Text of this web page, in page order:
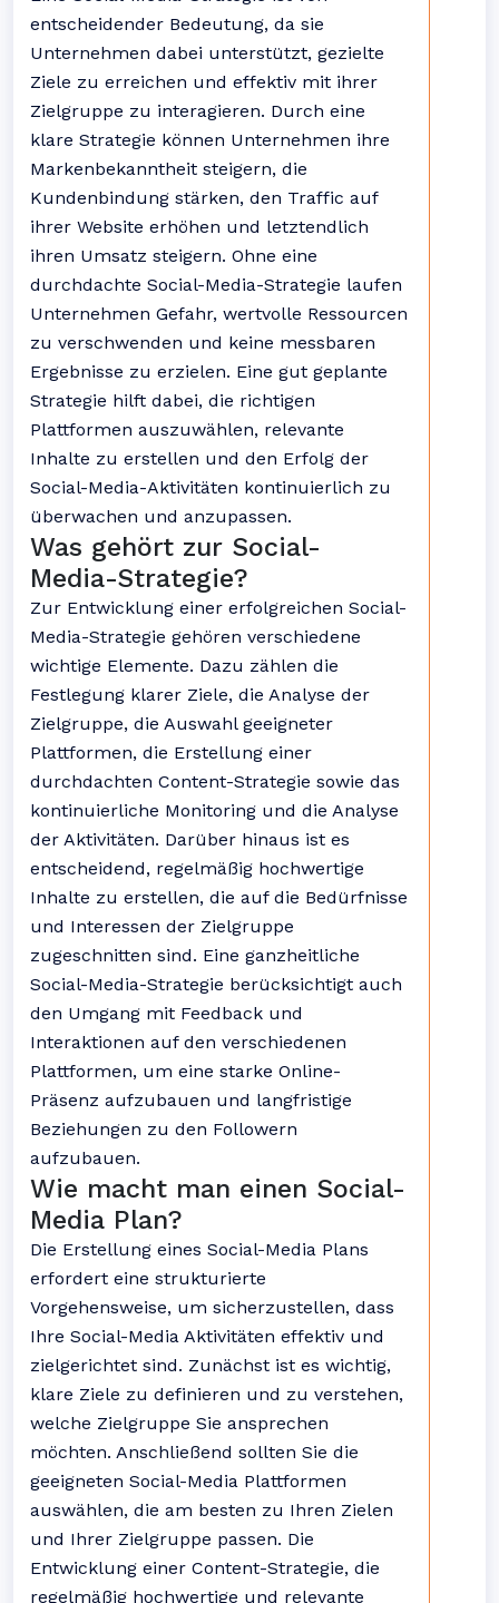
entscheidender Bedeutung, da sie
Unternehmen dabei unterstützt, gezielte
Ziele zu erreichen und effektiv mit ihrer
Zielgruppe zu interagieren. Durch eine
klare Strategie können Unternehmen ihre
Markenbekanntheit steigern, die
Kundenbindung stärken, den Traffic auf
ihrer Website erhöhen und letztendlich
ihren Umsatz steigern. Ohne eine
durchdachte Social-Media-Strategie laufen
Unternehmen Gefahr, wertvolle Ressourcen
zu verschwenden und keine messbaren
Ergebnisse zu erzielen. Eine gut geplante
Strategie hilft dabei, die richtigen
Plattformen auszuwählen, relevante
Inhalte zu erstellen und den Erfolg der
Social-Media-Aktivitäten kontinuierlich zu
überwachen und anzupassen.
Was gehört zur Social-
Media-Strategie?
Zur Entwicklung einer erfolgreichen Social-
Media-Strategie gehören verschiedene
wichtige Elemente. Dazu zählen die
Festlegung klarer Ziele, die Analyse der
Zielgruppe, die Auswahl geeigneter
Plattformen, die Erstellung einer
durchdachten Content-Strategie sowie das
kontinuierliche Monitoring und die Analyse
der Aktivitäten. Darüber hinaus ist es
entscheidend, regelmäßig hochwertige
Inhalte zu erstellen, die auf die Bedürfnisse
und Interessen der Zielgruppe
zugeschnitten sind. Eine ganzheitliche
Social-Media-Strategie berücksichtigt auch
den Umgang mit Feedback und
Interaktionen auf den verschiedenen
Plattformen, um eine starke Online-
Präsenz aufzubauen und langfristige
Beziehungen zu den Followern
aufzubauen.
Wie macht man einen Social-
Media Plan?
Die Erstellung eines Social-Media Plans
erfordert eine strukturierte
Vorgehensweise, um sicherzustellen, dass
Ihre Social-Media Aktivitäten effektiv und
zielgerichtet sind. Zunächst ist es wichtig,
klare Ziele zu definieren und zu verstehen,
welche Zielgruppe Sie ansprechen
möchten. Anschließend sollten Sie die
geeigneten Social-Media Plattformen
auswählen, die am besten zu Ihren Zielen
und Ihrer Zielgruppe passen. Die
Entwicklung einer Content-Strategie, die
regelmäßig hochwertige und relevante